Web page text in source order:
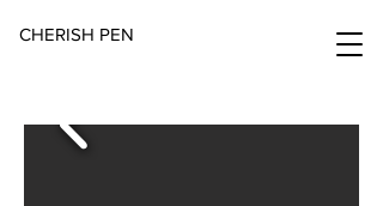
CHERISH PEN